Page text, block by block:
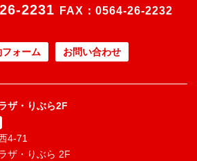
2231 FAX：0564-26-2232
ォーム お問い合わせ
ザ・りぶら2F
4-71
ザ・りぶら 2F